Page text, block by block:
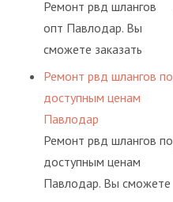
долговременного
комплексного
гидросистем Вашего
предприятия.
Ремонт рвд шлангов
опт Павлодар. Вы
сможете заказать
сервис РВД на разовой
основе либо на
условиях
долговременного
комплексного
обслуживания
Ремонт рвд шлангов по
доступным ценам
Павлодар
Ремонт рвд шлангов по
доступным ценам
Павлодар. Вы сможете